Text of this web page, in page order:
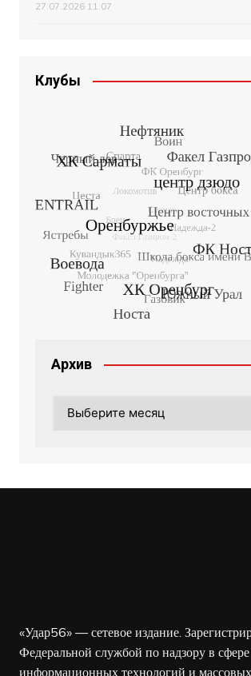
27.07.2026 11:07
Клубы
Архив
«Удар56» — сетевое издание.
Федеральной службой по надзору в сфере
информационных технологий и